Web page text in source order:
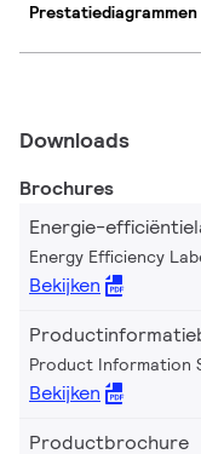
Prestatiediagrammen
Downloads
Brochures
Energie-
Energy Efficiency
Bekijken
Product Information
Bekijken
Productbrochure